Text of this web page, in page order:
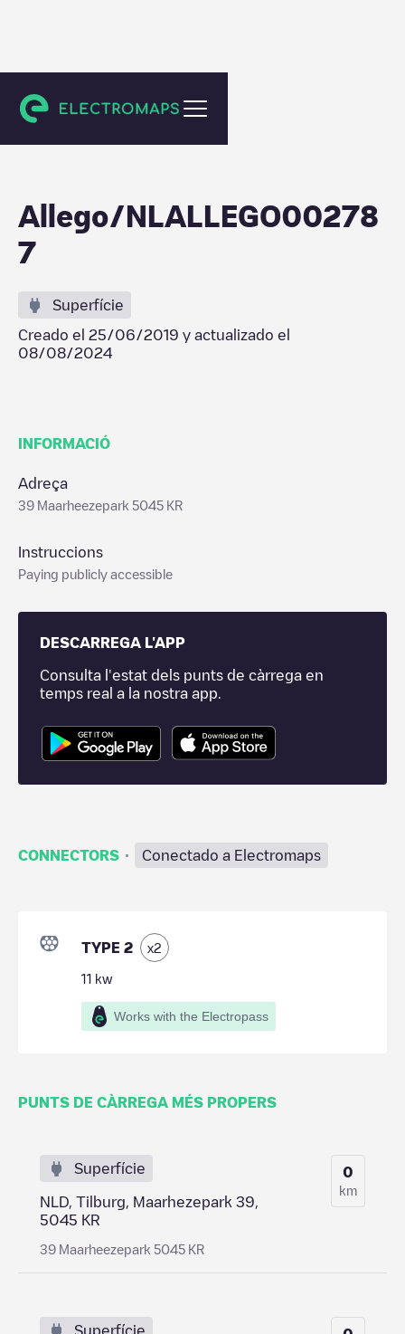
Tilburg
Allego/NLALLEGO00278
7
Superfície
Creado el 25/06/2019 y actualizado el
08/08/2024
INFORMACIÓ
Adreça
39 Maarheezepark 5045 KR
Instruccions
Paying publicly accessible
DESCARREGA L'APP
Consulta l'estat dels punts de càrrega en
temps real a la nostra app.
CONNECTORS · Conectado a Electromaps
TYPE 2 x2
11 kw
Works with the Electropass
PUNTS DE CÀRREGA MÉS PROPERS
Superfície
NLD, Tilburg, Maarhezepark 39,
5045 KR
39 Maarheezepark 5045 KR
0
km
Superfície